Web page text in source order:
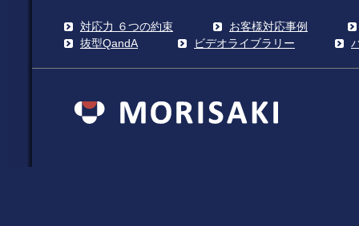
対応力 ６つの約束
お客様対応事例
抜型QandA
ビデオライブラリー